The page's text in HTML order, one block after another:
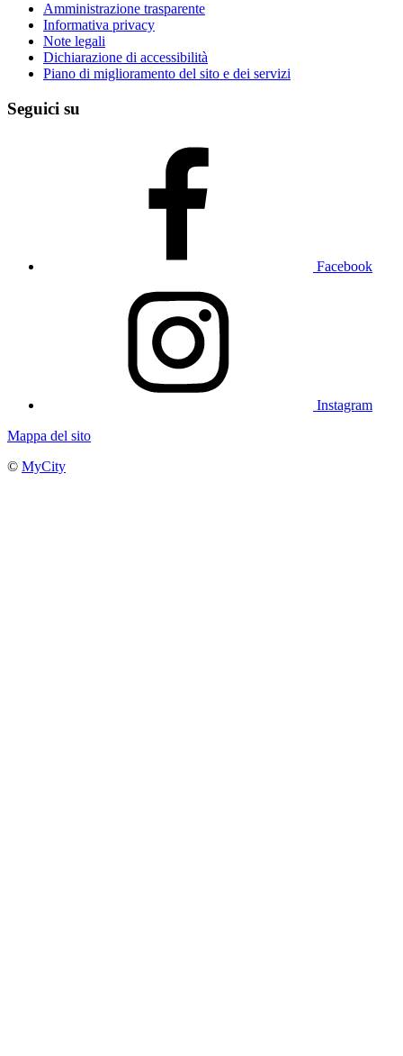
Amministrazione trasparente
Informativa privacy
Note legali
Dichiarazione di accessibilità
Piano di miglioramento del sito e dei servizi
Seguici su
Facebook
Instagram
Mappa del sito
© MyCity